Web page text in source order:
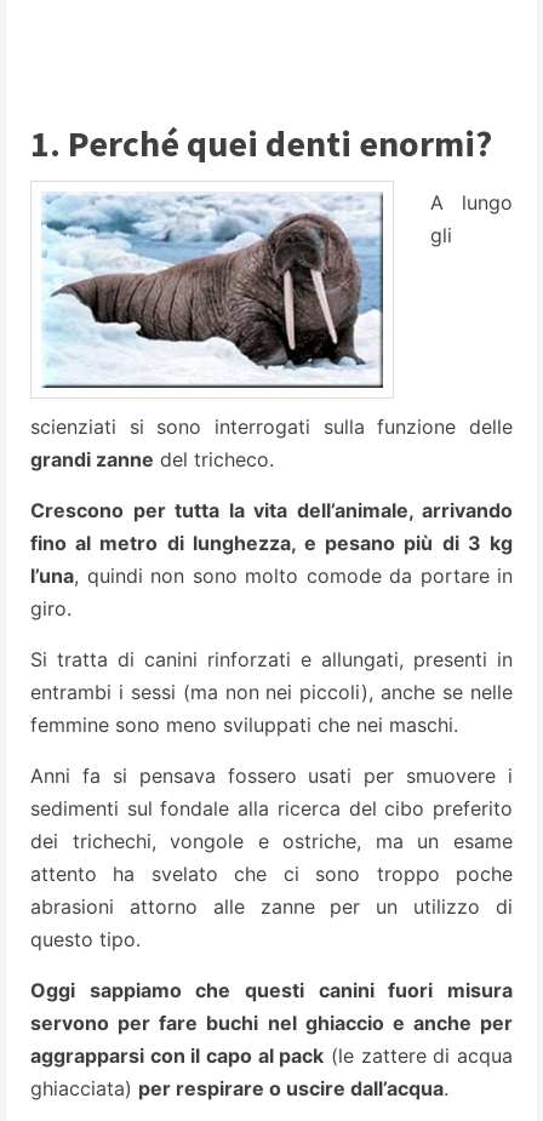
1. Perché quei denti enormi?
A lungo
gli
scienziati si sono interrogati sulla funzione delle
grandi zanne del tricheco.
Crescono per tutta la vita dell’animale, arrivando
fino al metro di lunghezza, e pesano più di 3 kg
l’una, quindi non sono molto comode da portare in
giro.
Si tratta di canini rinforzati e allungati, presenti in
entrambi i sessi (ma non nei piccoli), anche se nelle
femmine sono meno sviluppati che nei maschi.
Anni fa si pensava fossero usati per smuovere i
sedimenti sul fondale alla ricerca del cibo preferito
dei trichechi, vongole e ostriche, ma un esame
attento ha svelato che ci sono troppo poche
abrasioni attorno alle zanne per un utilizzo di
questo tipo.
Oggi sappiamo che questi canini fuori misura
servono per fare buchi nel ghiaccio e anche per
aggrapparsi con il capo al pack (le zattere di acqua
ghiacciata) per respirare o uscire dall’acqua.